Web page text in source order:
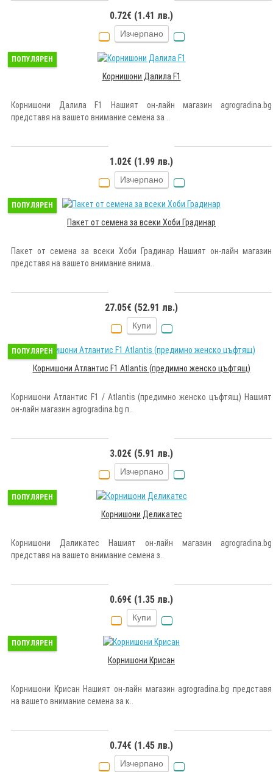
0.72€ (1.41 лв.)
Изчерпано
ПОПУЛЯРЕН
Корнишони Далила F1
Корнишони Далила F1 Нашият он-лайн магазин agrogradina.bg
представя на вашето внимание семена за ..
1.02€ (1.99 лв.)
Изчерпано
ПОПУЛЯРЕН
Пакет от семена за всеки Хоби Градинар
Пакет от семена за всеки Хоби Градинар Нашият он-лайн магазин
представя на вашето внимание внима..
27.05€ (52.91 лв.)
Купи
ПОПУЛЯРЕН
Корнишони Атлантис F1 Atlantis (предимно женско цъфтящ)
Корнишони Атлантис F1 / Atlantis (предимно женско цъфтящ) Нашият
он-лайн магазин agrogradina.bg п..
3.02€ (5.91 лв.)
Изчерпано
ПОПУЛЯРЕН
Корнишони Деликатес
Корнишони Даликатес Нашият он-лайн магазин agrogradina.bg
представя на вашето внимание семена з..
0.69€ (1.35 лв.)
Купи
ПОПУЛЯРЕН
Корнишони Крисан
Корнишони Крисан Нашият он-лайн магазин agrogradina.bg представя
на вашето внимание семена за к..
0.74€ (1.45 лв.)
Изчерпано